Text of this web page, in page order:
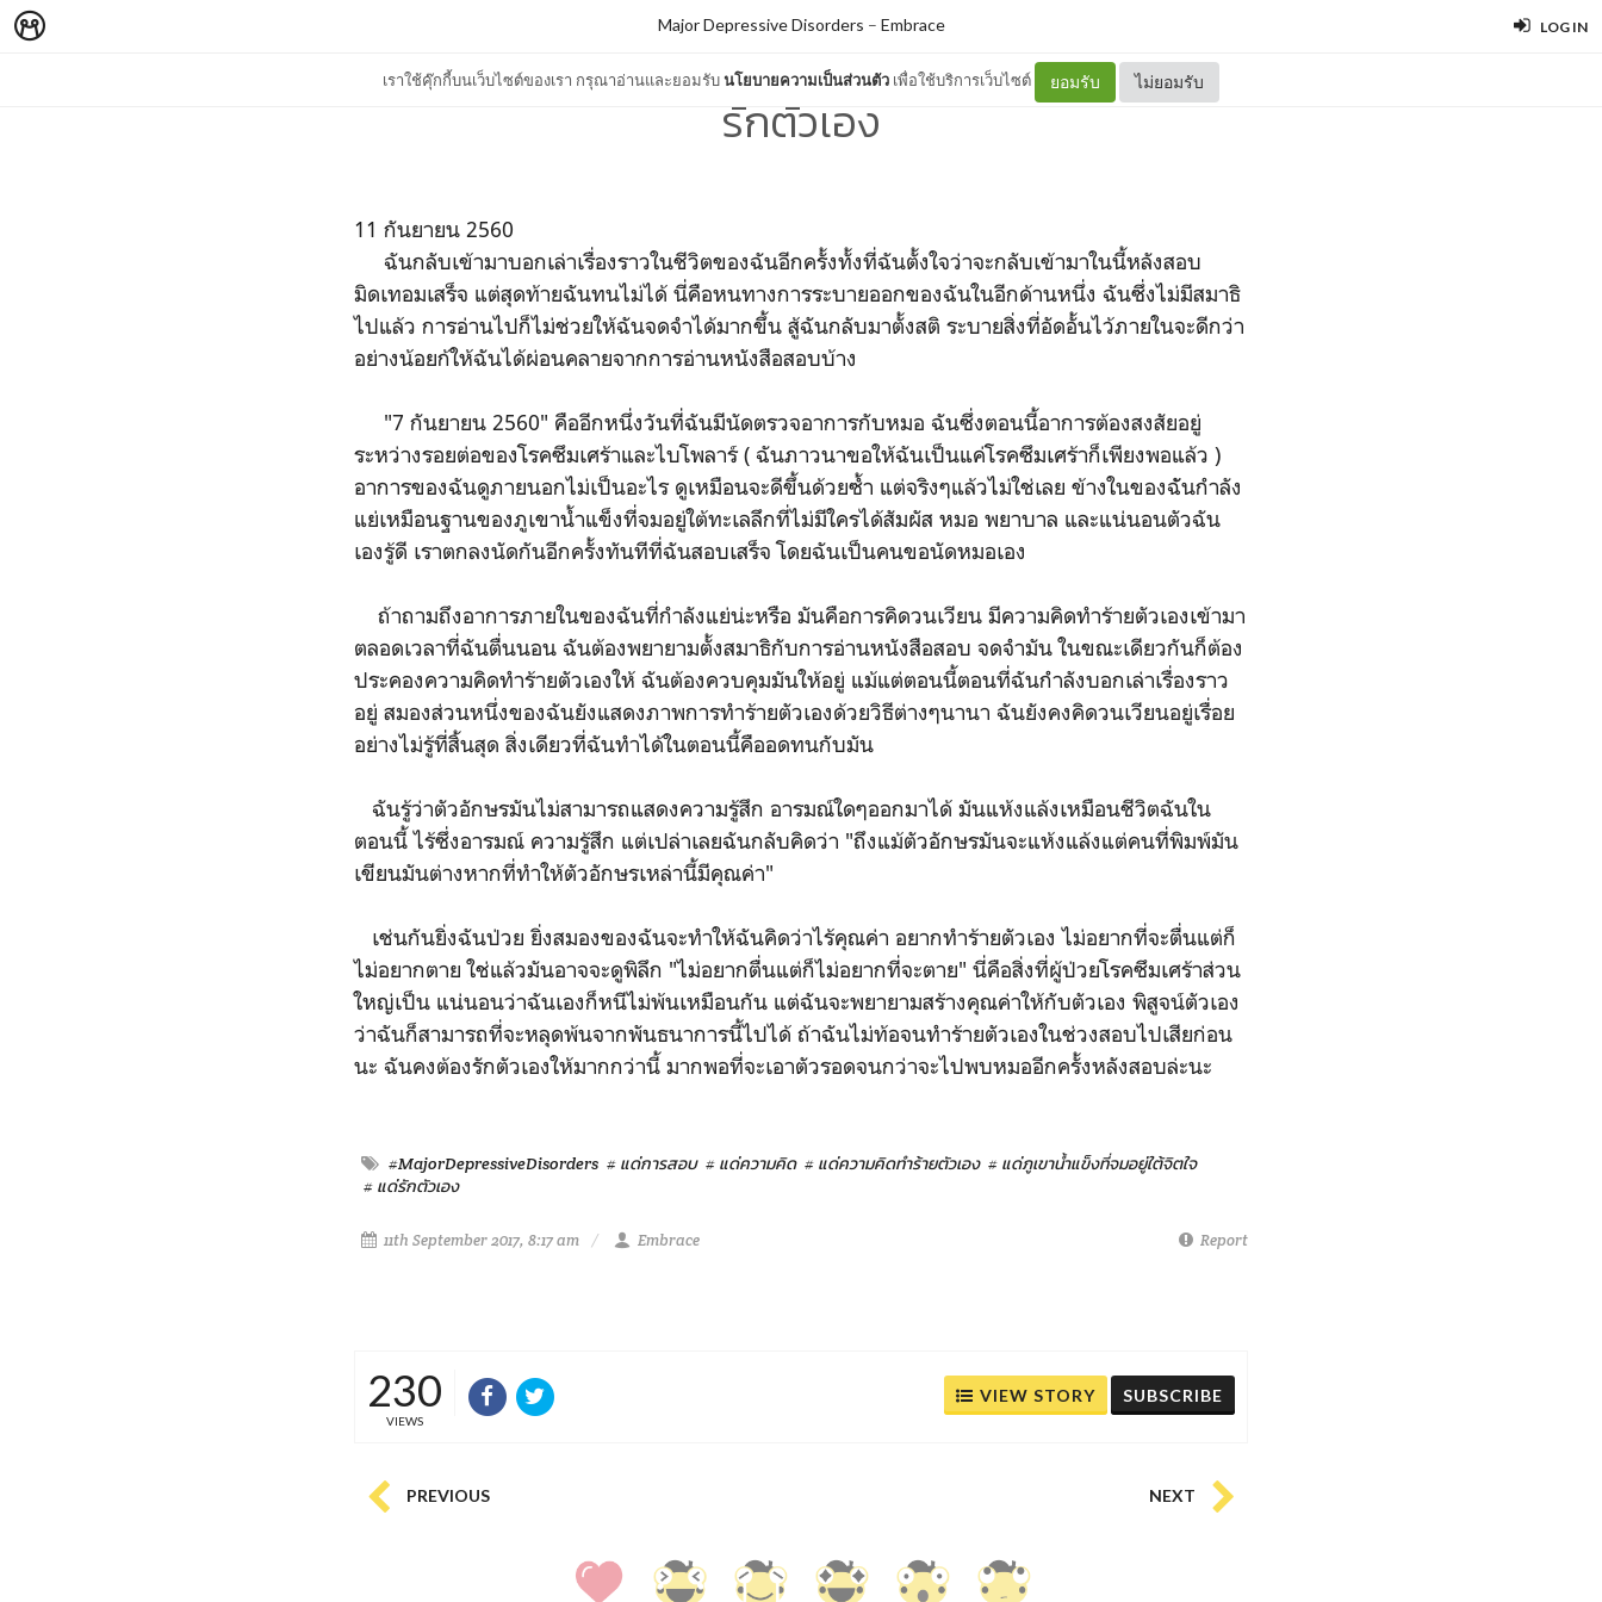
LOG IN
เราใช้คุ๊กกี้บนเว็บไซต์ของเรา กรุณาอ่านและยอมรับนโยบายความเป็นส่วนตัว เพื่อใช้บริการเว็บไซต์ ยอมรับ ไม่ยอมรับ
Major Depressive Disorders – Embrace
รักตัวเอง
11 กันยายน 2560
ฉันกลับเข้ามาบอกเล่าเรื่องราวในชีวิตของฉันอีกครั้งทั้งที่ฉันตั้งใจว่าจะกลับเข้ามาในนี้หลังสอบ
มิดเทอมเสร็จ แต่สุดท้ายฉันทนไม่ได้ นี่คือหนทางการระบายออกของฉันในอีกด้านหนึ่ง ฉันซึ่งไม่มีสมาธิ
ไปแล้ว การอ่านไปก็ไม่ช่วยให้ฉันจดจำได้มากขึ้น สู้ฉันกลับมาตั้งสติ ระบายสิ่งที่อัดอั้นไว้ภายในจะดีกว่า
อย่างน้อยก้ให้ฉันได้ผ่อนคลายจากการอ่านหนังสือสอบบ้าง
"7 กันยายน 2560" คืออีกหนึ่งวันที่ฉันมีนัดตรวจอาการกับหมอ ฉันซึ่งตอนนี้อาการต้องสงสัยอยู่
ระหว่างรอยต่อของโรคซึมเศร้าและไบโพลาร์ ( ฉันภาวนาขอให้ฉันเป็นแค่โรคซึมเศร้าก็เพียงพอแล้ว )
อาการของฉันดูภายนอกไม่เป็นอะไร ดูเหมือนจะดีขึ้นด้วยซ้ำ แต่จริงๆแล้วไม่ใช่เลย ข้างในของฉัันกำลัง
แย่เหมือนฐานของภูเขาน้ำแข็งที่จมอยู่ใต้ทะเลลึกที่ไม่มีใครได้สัมผัส หมอ พยาบาล และแน่นอนตัวฉัน
เองรู้ดี เราตกลงนัดกันอีกครั้งทันทีที่ฉันสอบเสร็จ โดยฉันเป็นคนขอนัดหมอเอง
ถ้าถามถึงอาการภายในของฉันที่กำลังแย่น่ะหรือ มันคือการคิดวนเวียน มีความคิดทำร้ายตัวเองเข้ามา
ตลอดเวลาที่ฉันตื่นนอน ฉันต้องพยายามตั้งสมาธิกับการอ่านหนังสือสอบ จดจำมัน ในขณะเดียวกันก็ต้อง
ประคองความคิดทำร้ายตัวเองให้ ฉันต้องควบคุมมันให้อยู่ แม้แต่ตอนนี้ตอนที่ฉันกำลังบอกเล่าเรื่องราว
อยู่ สมองส่วนหนึ่งของฉันยังแสดงภาพการทำร้ายตัวเองด้วยวิธีต่างๆนานา ฉันยังคงคิดวนเวียนอยู่เรื่อย
อย่างไม่รู้ที่สิ้นสุด สิ่งเดียวที่ฉันทำได้ในตอนนี้คืออดทนกับมัน
ฉันรู้ว่าตัวอักษรมันไม่สามารถแสดงความรู้สึก อารมณ์ใดๆออกมาได้ มันแห้งแล้งเหมือนชีวิตฉันใน
ตอนนี้ ไร้ซึ่งอารมณ์ ความรู้สึก แต่เปล่าเลยฉันกลับคิดว่า "ถึงแม้ตัวอักษรมันจะแห้งแล้งแต่คนที่พิมพ์มัน
เขียนมันต่างหากที่ทำให้ตัวอักษรเหล่านี้มีคุณค่า"
เช่นกันยิ่งฉันป่วย ยิ่งสมองของฉันจะทำให้ฉันคิดว่าไร้คุณค่า อยากทำร้ายตัวเอง ไม่อยากที่จะตื่นแต่ก็
ไม่อยากตาย ใช่แล้วมันอาจจะดูพิลึก "ไม่อยากตื่นแต่ก็ไม่อยากที่จะตาย" นี่คือสิ่งที่ผู้ป่วยโรคซึมเศร้าส่วน
ใหญ่เป็น แน่นอนว่าฉันเองก็หนีไม่พ้นเหมือนกัน แต่ฉันจะพยายามสร้างคุณค่าให้กับตัวเอง พิสูจน์ตัวเอง
ว่าฉันก็สามารถที่จะหลุดพ้นจากพันธนาการนี้ไปได้ ถ้าฉันไม่ท้อจนทำร้ายตัวเองในช่วงสอบไปเสียก่อน
นะ ฉันคงต้องรักตัวเองให้มากกว่านี้ มากพอที่จะเอาตัวรอดจนกว่าจะไปพบหมออีกครั้งหลังสอบล่ะนะ
#MajorDepressiveDisorders # แด่การสอบ # แด่ความคิด # แด่ความคิดทำร้ายตัวเอง # แด่ภูเขาน้ำแข็งที่จมอยู่ใต้จิตใจ
# แด่รักตัวเอง
11th September 2017, 8:17 am Embrace Report
230
VIEWS
VIEW STORY SUBSCRIBE
PREVIOUS NEXT